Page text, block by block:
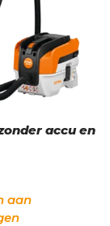
accu en
aan